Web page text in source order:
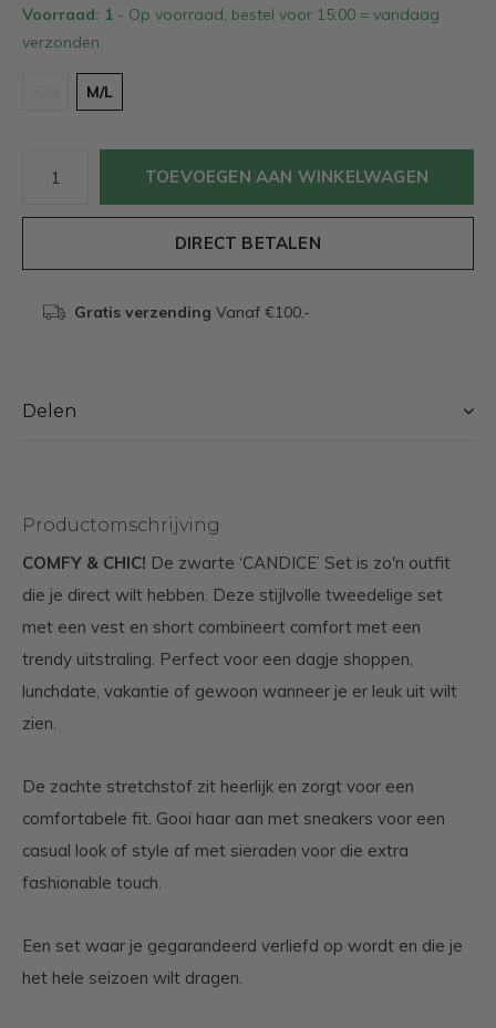
Voorraad: 1 - Op voorraad, bestel voor 15:00 = vandaag
verzonden
M/L
TOEVOEGEN AAN WINKELWAGEN
DIRECT BETALEN
Gratis verzending Vanaf €100,-
Delen
Productomschrijving
COMFY & CHIC! De zwarte ‘CANDICE’ Set is zo'n outfit
die je direct wilt hebben. Deze stijlvolle tweedelige set
met een vest en short combineert comfort met een
trendy uitstraling. Perfect voor een dagje shoppen,
lunchdate, vakantie of gewoon wanneer je er leuk uit wilt
zien.
De zachte stretchstof zit heerlijk en zorgt voor een
comfortabele fit. Gooi haar aan met sneakers voor een
casual look of style af met sieraden voor die extra
fashionable touch.
Een set waar je gegarandeerd verliefd op wordt en die je
het hele seizoen wilt dragen.